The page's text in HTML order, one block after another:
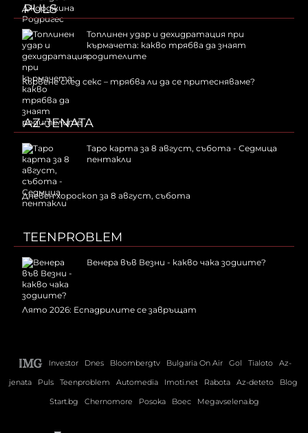
PULS
Топлинен удар и дехидратация при
кърмачета: какво трябва да знаят
родителите
Кървене след секс – трябва ли да се притесняваме?
AZ-JENATA
Таро карта за 8 август, събота - Седмица
пентакли
Дневен хороскоп за 8 август, събота
TEENPROBLEM
Венера във Везни - какво чака зодиите?
Лято 2026: Еспадрилите се завръщат
Investor Dnes Bloombergtv Bulgaria On Air Gol Tialoto
Az-
jenata
Puls Teenproblem Automedia Imoti.net Rabota Az-deteto
Blog
Start.bg
Chernomore Posoka Boec Megavselena.bg